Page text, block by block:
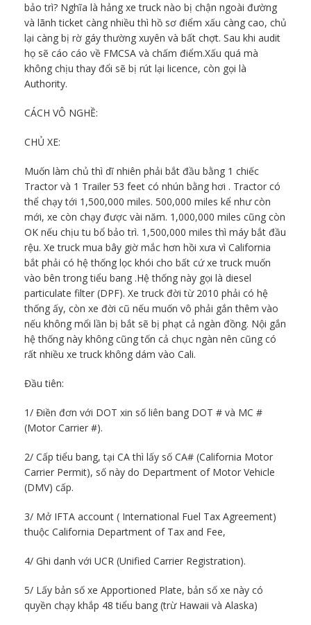
bảo trì? Nghĩa là hảng xe truck nào bị chận ngoài đường
và lãnh ticket càng nhiều thì hồ sơ điểm xấu càng cao, chủ
lại càng bị rờ gáy thường xuyên và bất chợt. Sau khi audit
họ sẽ cáo cáo về FMCSA và chấm điểm.Xấu quá mà
không chịu thay đổi sẽ bị rút lại licence, còn gọi là
Authority.
CÁCH VÔ NGHỀ:
CHỦ XE:
Muốn làm chủ thì dĩ nhiên phải bắt đầu bằng 1 chiếc
Tractor và 1 Trailer 53 feet có nhún bằng hơi . Tractor có
thể chạy tới 1,500,000 miles. 500,000 miles kể như còn
mới, xe còn chạy được vài năm. 1,000,000 miles cũng còn
OK nếu chịu tu bổ bảo trì. 1,500,000 miles thì máy bắt đầu
rệu. Xe truck mua bây giờ mắc hơn hồi xưa vì California
bắt phải có hệ thống lọc khói cho bất cứ xe truck muốn
vào bên trong tiểu bang .Hệ thống này gọi là diesel
particulate filter (DPF). Xe truck đời từ 2010 phải có hệ
thống ấy, còn xe đời cũ nếu muốn vô phải gắn thêm vào
nếu không mổi lần bị bắt sẽ bị phạt cả ngàn đồng. Nội gắn
hệ thống này không cũng tốn cả chục ngàn nên cũng có
rất nhiều xe truck không dám vào Cali.
Đầu tiên:
1/ Điền đơn với DOT xin số liên bang DOT # và MC #
(Motor Carrier #).
2/ Cấp tiểu bang, tại CA thì lấy số CA# (California Motor
Carrier Permit), số này do Department of Motor Vehicle
(DMV) cấp.
3/ Mở IFTA account ( International Fuel Tax Agreement)
thuộc California Department of Tax and Fee,
4/ Ghi danh với UCR (Unified Carrier Registration).
5/ Lấy bản số xe Apportioned Plate, bản số xe này có
quyền chạy khắp 48 tiểu bang (trừ Hawaii và Alaska)